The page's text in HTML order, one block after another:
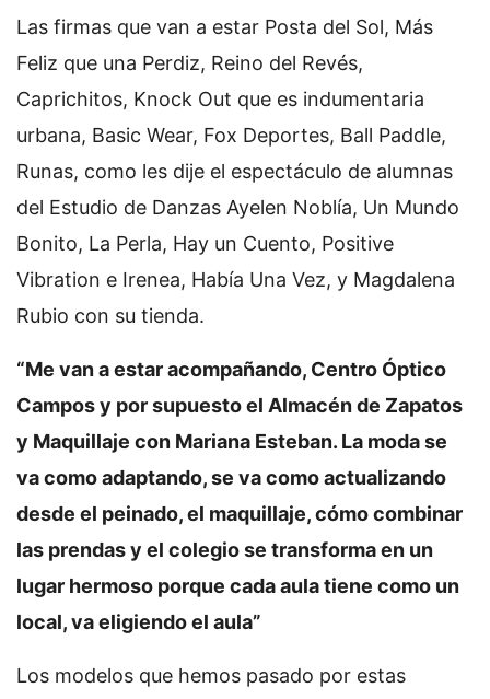
Las firmas que van a estar Posta del Sol, Más
Feliz que una Perdiz, Reino del Revés,
Caprichitos, Knock Out que es indumentaria
urbana, Basic Wear, Fox Deportes, Ball Paddle,
Runas, como les dije el espectáculo de alumnas
del Estudio de Danzas Ayelen Noblía, Un Mundo
Bonito, La Perla, Hay un Cuento, Positive
Vibration e Irenea, Había Una Vez, y Magdalena
Rubio con su tienda.
“Me van a estar acompañando, Centro Óptico
Campos y por supuesto el Almacén de Zapatos
y Maquillaje con Mariana Esteban. La moda se
va como adaptando, se va como actualizando
desde el peinado, el maquillaje, cómo combinar
las prendas y el colegio se transforma en un
lugar hermoso porque cada aula tiene como un
local, va eligiendo el aula”
Los modelos que hemos pasado por estas